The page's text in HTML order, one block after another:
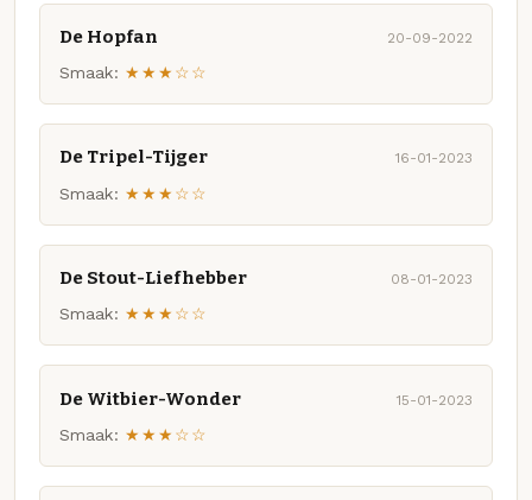
De Hopfan 20-09-2022
Smaak: ★★★☆☆
De Tripel-Tijger 16-01-2023
Smaak: ★★★☆☆
De Stout-Liefhebber 08-01-2023
Smaak: ★★★☆☆
De Witbier-Wonder 15-01-2023
Smaak: ★★★☆☆